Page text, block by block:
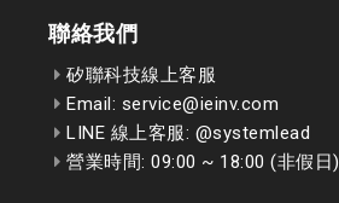
聯絡我們
矽聯科技線上客服
Email: service@ieinv.com
LINE 線上客服: @systemlead
營業時間: 09:00 ~ 18:00 (非假日)